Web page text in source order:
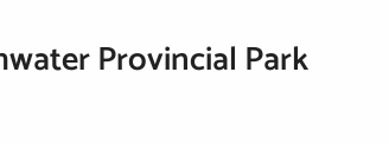
Provincial Park